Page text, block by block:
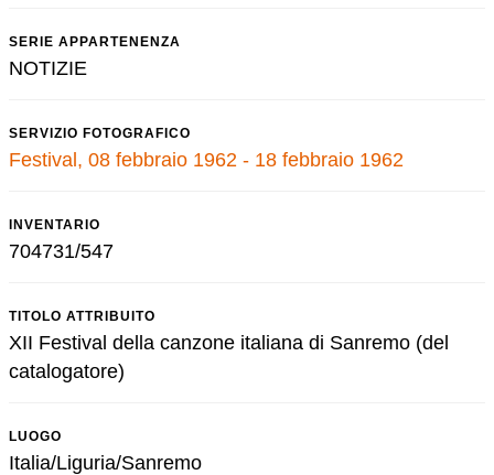
SERIE APPARTENENZA
NOTIZIE
SERVIZIO FOTOGRAFICO
Festival, 08 febbraio 1962 - 18 febbraio 1962
INVENTARIO
704731/547
TITOLO ATTRIBUITO
XII Festival della canzone italiana di Sanremo (del
catalogatore)
LUOGO
Italia/Liguria/Sanremo